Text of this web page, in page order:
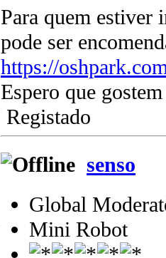
Para quem estiver
pode ser
https://
Espero que
Registado
senso
Global
Mini Robot